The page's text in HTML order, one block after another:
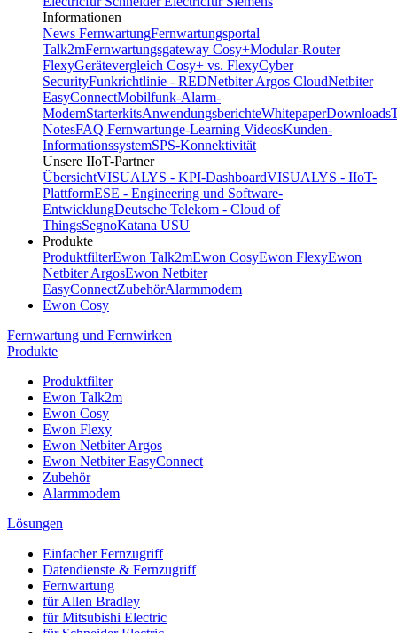
Informationen
News FernwartungFernwartungsportal
Talk2mFernwartungsgateway Cosy+Modular-Router
FlexyGerätevergleich Cosy+ vs. FlexyCyber
SecurityFunkrichtlinie - REDNetbiter Argos CloudNetbiter
EasyConnectMobilfunk-Alarm-
ModemStarterkitsAnwendungsberichteWhitepaperDownloads
NotesFAQ Fernwartunge-Learning VideosKunden-
InformationssystemSPS-Konnektivität
Unsere IIoT-Partner
ÜbersichtVISUALYS - KPI-DashboardVISUALYS - IIoT-
PlattformESE - Engineering und Software-
EntwicklungDeutsche Telekom - Cloud of
ThingsSegnoKatana USU
Produkte
ProduktfilterEwon Talk2mEwon CosyEwon FlexyEwon
Netbiter ArgosEwon Netbiter
EasyConnectZubehörAlarmmodem
Ewon Cosy
Fernwartung und Fernwirken
Produkte
Produktfilter
Ewon Talk2m
Ewon Cosy
Ewon Flexy
Ewon Netbiter Argos
Ewon Netbiter EasyConnect
Zubehör
Alarmmodem
Lösungen
Einfacher Fernzugriff
Datendienste & Fernzugriff
Fernwartung
für Allen Bradley
für Mitsubishi Electric